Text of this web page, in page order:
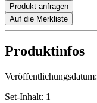
Produkt anfragen
Auf die Merkliste
Produktinfos
Veröffentlichungsdatum:
Set-Inhalt: 1